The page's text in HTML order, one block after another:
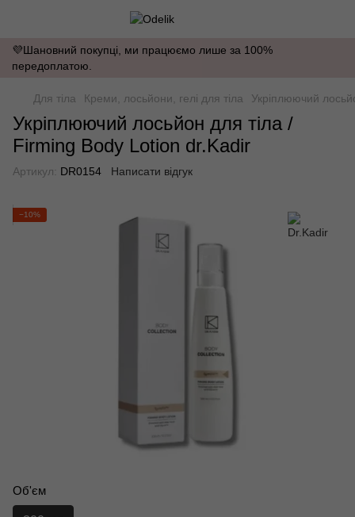
💜Шановний покупці, ми працюємо лише за 100%
передоплатою.
Для тіла Креми, лосьйони, гелі для тіла Укріплюючий
Укріплюючий лосьйон для тіла /
Firming Body Lotion dr.Kadir
Артикул: DR0154 Написати відгук
−10%
Об'єм